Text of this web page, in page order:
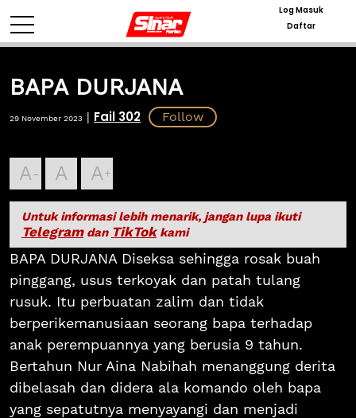
Log Masuk
Daftar
BAPA DURJANA
29 November 2023 | Fail 302
A A A
Untuk informasi lebih menarik, jangan lupa ikuti
Telegramdan TikTokkami
BAPA DURJANA Diseksa sehingga rosak buah
pinggang, usus terkoyak dan patah tulang
rusuk. Itu perbuatan zalim dan tidak
berperikemanusiaan seorang bapa terhadap
anak perempuannya yang berusia 9 tahun.
Bertahun Nur Aina Nabihah menanggung derita
dibelasah dan didera ala komando oleh bapa
yang sepatutnya menyayangi dan menjadi